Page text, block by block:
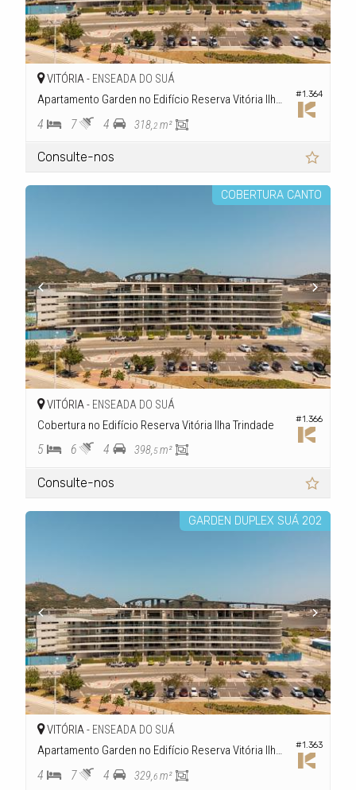
#1.364
VITÓRIA - ENSEADA DO SUÁ
Apartamento Garden no Edifício Reserva Vitória Ilha Trindade
4 7 4 318,2 m²
Consulte-nos
COBERTURA CANTO
#1.366
VITÓRIA - ENSEADA DO SUÁ
Cobertura no Edifício Reserva Vitória Ilha Trindade
5 6 4 398,5m²
Consulte-nos
GARDEN DUPLEX SUÁ 202
#1.363
VITÓRIA - ENSEADA DO SUÁ
Apartamento Garden no Edifício Reserva Vitória Ilha Vitória
4 7 4 329,6 m²